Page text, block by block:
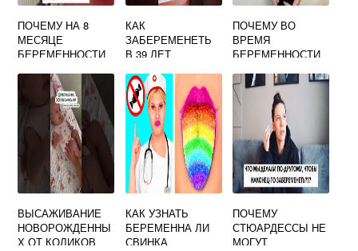
ПОЧЕМУ НА 8
МЕСЯЦЕ
БЕРЕМЕННОСТИ
ЖИВОТА
КАК
ЗАБЕРЕМЕНЕТЬ
В 39 ЛЕТ
ПОЧЕМУ ВО
ВРЕМЯ
БЕРЕМЕННОСТИ
ВЫСАЖИВАНИЕ
НОВОРОЖДЕННЫ
Х ОТ КОЛИКОВ
КАК УЗНАТЬ
БЕРЕМЕННА ЛИ
СВИНКА
ПОЧЕМУ
СТЮАРДЕССЫ НЕ
МОГУТ